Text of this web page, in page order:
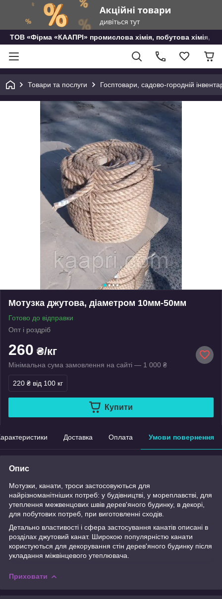
ТОВ «Фірма «КААПРІ» промислова хімія, побутова хімія,
Товари та послуги Госптовари, садово-городній
Мотузка джутова, діаметром 10мм-50мм
Готово до відправки
Опт і роздріб
260 ₴/кг
Мінімальна сума замовлення на сайті — 1 000 ₴
220 ₴ від 100 кг
Купити
Доставка Оплата Умови повернення
Опис
Мотузки, канати, троси застосовуються для
найрізноманітніших потреб: у будівництві, у мореплавстві, для
утеплення межвенцових швів дерев'яного будинку, в декорі,
для побутових потреб, при виготовленні сходів.
Детально властивості і сфера застосування канатів описані в
розділах джутовий канат. Широкою популярністю канати
користуються для декорування стін дерев'яного будинку після
укладання міжвінцевого утеплювача.
Приховати